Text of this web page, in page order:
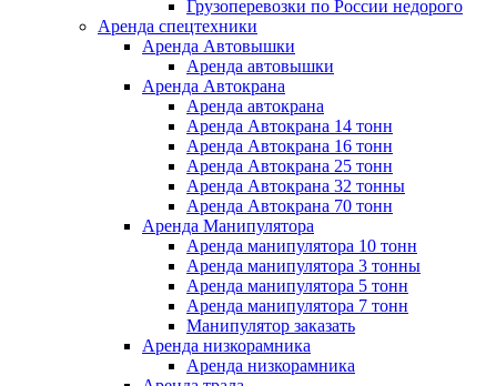
Грузоперевозки по России недорого
Аренда спецтехники
Аренда Автовышки
Аренда автовышки
Аренда Автокрана
Аренда автокрана
Аренда Автокрана 14 тонн
Аренда Автокрана 16 тонн
Аренда Автокрана 25 тонн
Аренда Автокрана 32 тонны
Аренда Автокрана 70 тонн
Аренда Манипулятора
Аренда манипулятора 10 тонн
Аренда манипулятора 3 тонны
Аренда манипулятора 5 тонн
Аренда манипулятора 7 тонн
Манипулятор заказать
Аренда низкорамника
Аренда низкорамника